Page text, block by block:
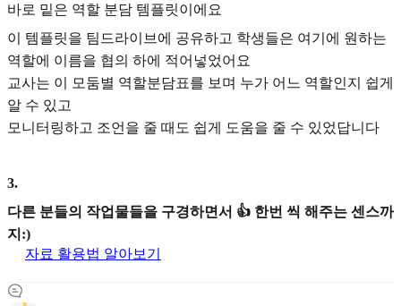
바로 밑은 역할 분담 템플릿이에요
이 템플릿을 팀드라이브에 공유하고 학생들은 여기에 원하는
역할에 이름을 협의 하에 적어넣었어요
교사는 이 모둠별 역할분담표를 보며 누가 어느 역할인지 쉽게
알 수 있고
모니터링하고 조언을 줄 때도 쉽게 도움을 줄 수 있었답니다
3.
다른 분들의 작업물들을 구경하면서 👍 한번 씩 해주는 센스까
지:)
자료 활용법 알아보기